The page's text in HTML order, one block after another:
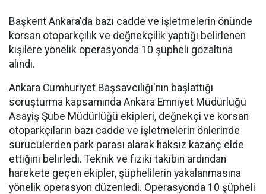
Başkent Ankara'da bazı cadde ve işletmelerin önünde
korsan otoparkçılık ve değnekçilik yaptığı belirlenen
kişilere yönelik operasyonda 10 şüpheli gözaltına
alındı.
Ankara Cumhuriyet Başsavcılığı'nın başlattığı
soruşturma kapsamında Ankara Emniyet Müdürlüğü
Asayiş Şube Müdürlüğü ekipleri, değnekçi ve korsan
otoparkçıların bazı cadde ve işletmelerin önlerinde
sürücülerden park parası alarak haksız kazanç elde
ettiğini belirledi. Teknik ve fiziki takibin ardından
harekete geçen ekipler, şüphelilerin yakalanmasına
yönelik operasyon düzenledi. Operasyonda 10 şüpheli